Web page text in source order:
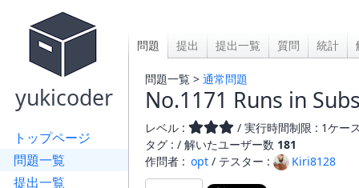
yukicoder
トップページ
問題一覧
提出一覧
問題 提出 提出一覧 質問 統計
問題一覧 > 通常問題
No.1171 Runs in
レベル :
/ 実行時間制限 : 1ケー
タグ : / 解いたユーザー数 181
作問者 : opt / テスター : Kiri8128